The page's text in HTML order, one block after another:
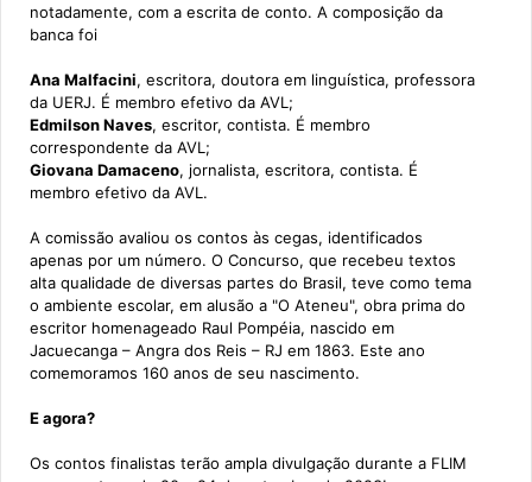
notadamente, com a escrita de conto. A composição da
banca foi
Ana Malfacini, escritora, doutora em linguística, professora
da UERJ. É membro efetivo da AVL;
Edmilson Naves, escritor, contista. É membro
correspondente da AVL;
Giovana Damaceno, jornalista, escritora, contista. É
membro efetivo da AVL.
A comissão avaliou os contos às cegas, identificados
apenas por um número. O Concurso, que recebeu textos
alta qualidade de diversas partes do Brasil, teve como tema
o ambiente escolar, em alusão a "O Ateneu", obra prima do
escritor homenageado Raul Pompéia, nascido em
Jacuecanga – Angra dos Reis – RJ em 1863. Este ano
comemoramos 160 anos de seu nascimento.
E agora?
Os contos finalistas terão ampla divulgação durante a FLIM